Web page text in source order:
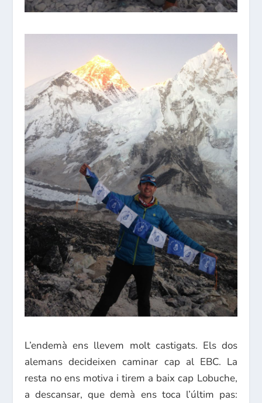
L’endemà ens llevem molt castigats. Els dos
alemans decideixen caminar cap al EBC. La
resta no ens motiva i tirem a baix cap Lobuche,
a descansar, que demà ens toca l’últim pas: